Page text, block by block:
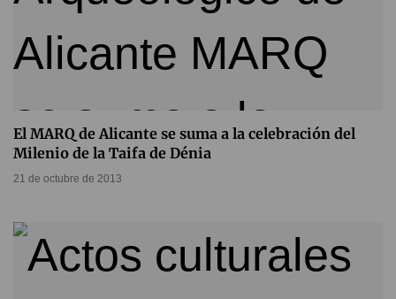
El MARQ de Alicante se suma a la celebración del
Milenio de la Taifa de Dénia
21 de octubre de 2013